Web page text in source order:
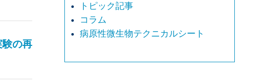
の再
トピック記事
コラム
病原性微生物テクニカルシート